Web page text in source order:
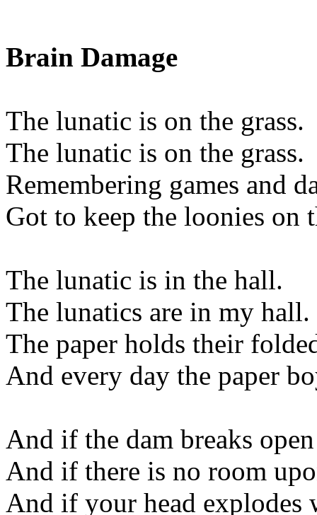
Brain Damage
The lunatic is on the grass.
The lunatic is on the grass.
Remembering games and
Got to keep the loonies on
The lunatic is in the hall.
The lunatics are in my hall.
The paper holds their
And every day the paper
And if the dam breaks
And if there is no room
And if your head